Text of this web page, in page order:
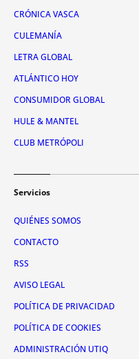
CRÓNICA VASCA
CULEMANÍA
LETRA GLOBAL
ATLÁNTICO HOY
CONSUMIDOR GLOBAL
HULE & MANTEL
CLUB METRÓPOLI
Servicios
QUIÉNES SOMOS
CONTACTO
RSS
AVISO LEGAL
POLÍTICA DE PRIVACIDAD
POLÍTICA DE COOKIES
ADMINISTRACIÓN UTIQ